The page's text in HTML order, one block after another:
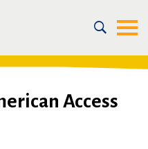
Recursos en la Comunidad
Financiero para Inmigrantes
Access